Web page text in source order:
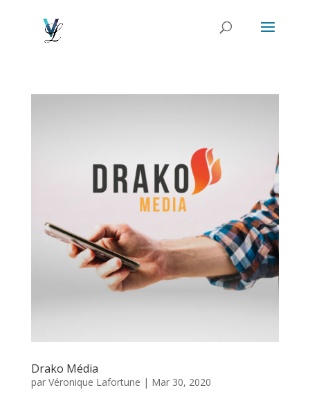
Drako Média
par Véronique Lafortune | Mar 30, 2020